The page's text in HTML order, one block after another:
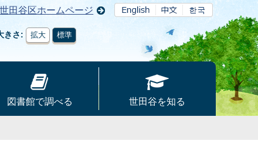
世田谷区ホームページ
きさ 拡大 標準
図書館で調べる 世田谷を知る